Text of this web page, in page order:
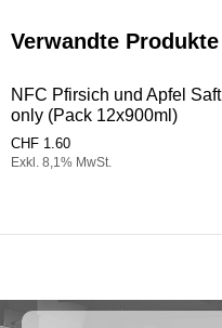
Verwandte Produkte
NFC Pfirsich und Apfel Saft
only (Pack 12x900ml)
CHF 1.60
Exkl. 8,1% MwSt.